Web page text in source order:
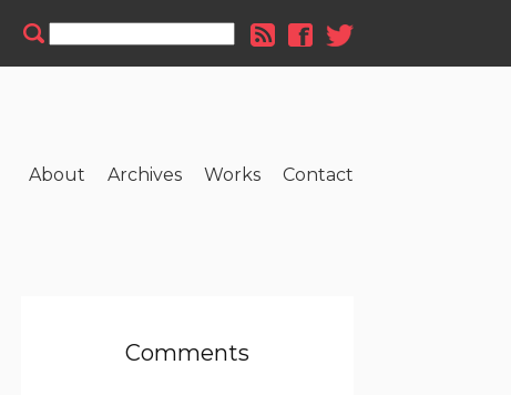
About Archives Works Contact
Comments